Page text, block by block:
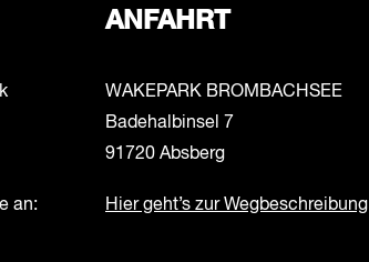
an:
ANFAHRT
WAKEPARK BROMBACHSEE
Badehalbinsel 7
91720 Absberg
Hier geht’s zur Wegbeschreibung